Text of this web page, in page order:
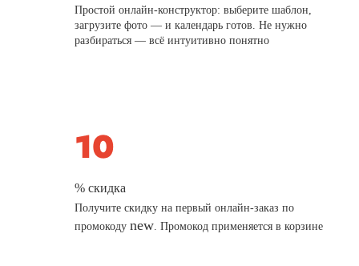
Простой онлайн-конструктор: выберите шаблон,
загрузите фото — и календарь готов. Не нужно
разбираться — всё интуитивно понятно
% скидка
Получите скидку на первый онлайн-заказ по
промокодуnew. Промокод применяется в корзине